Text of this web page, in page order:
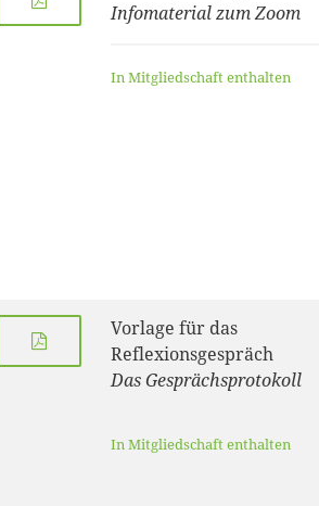
Infomaterial zum Zoom
In Mitgliedschaft enthalten
Vorlage für das
Reflexionsgespräch
Das Gesprächsprotokoll
In Mitgliedschaft enthalten